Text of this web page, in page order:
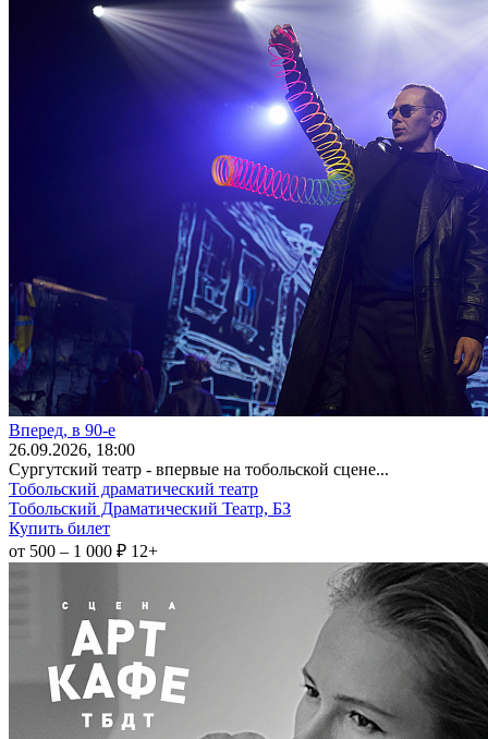
Вперед, в 90-е
26.09.2026, 18:00
Сургутский театр - впервые на тобольской сцене...
Тобольский драматический театр
Тобольский Драматический Театр, БЗ
Купить билет
от 500 – 1 000 ₽ 12+